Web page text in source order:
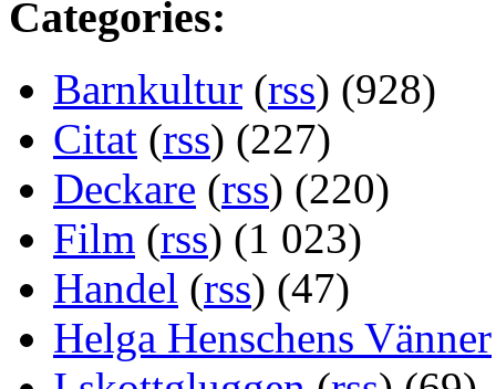
Categories:
Barnkultur (rss) (928)
Citat (rss) (227)
Deckare (rss) (220)
Film (rss) (1 023)
Handel (rss) (47)
Helga Henschens Vänner